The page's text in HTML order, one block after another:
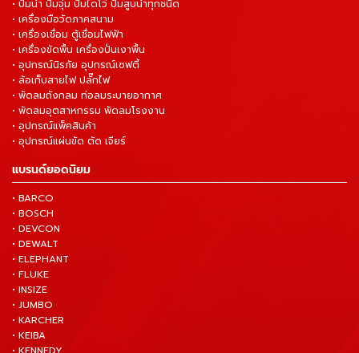
• ปั๊มน้ำ ปั๊มจุ่ม ปั๊มไดโว่ ปั๊มสูบน้ำทุกชนิด
• เครื่องมือวัดภาคสนาม
• เครื่องเชื่อม ตู้เชื่อมไฟฟ้า
• เครื่องขัดพื้น เครื่องปั่นเงาพื้น
• อุปกรณ์นิรภัย อุปกรณ์เซฟตี้
• ล้อเก็บสายไฟ ปลั๊กไฟ
• พัดลมถังกลม ท่อลมระบายอากาศ
• พัดลมอุตสาหกรรม พัดลมโรงงาน
• อุปกรณ์แพ็คสินค้า
• อุปกรณ์แผ่นขัด ตัด เจียร์
แบรนด์ยอดนิยม
• BARCO
• BOSCH
• DEVCON
• DEWALT
• ELEPHANT
• FLUKE
• INSIZE
• JUMBO
• KARCHER
• KEIBA